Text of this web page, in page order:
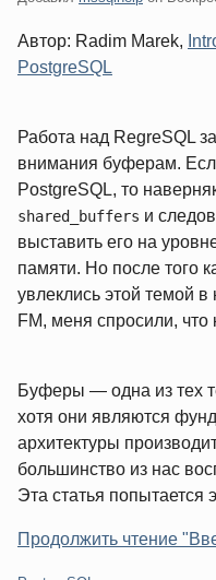
Автор: Radim Marek,
PostgreSQL
Работа над RegreSQL
внимания буферам.
PostgreSQL, то
shared_buffers и
выставить его на
памяти. Но после того
увлеклись этой темой
FM, меня спросили, что
Буферы — одна из тех
хотя они являются
архитектуры
большинство из нас
Эта статья попытается
Продолжить чтение